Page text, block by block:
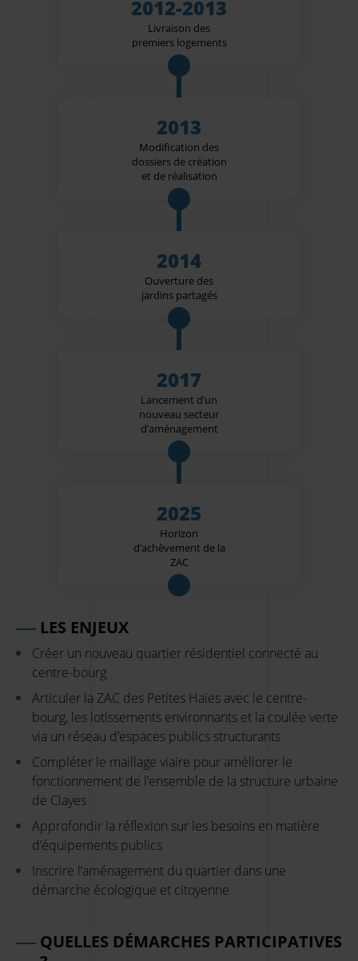
2012-2013
Livraison des
premiers logements
2013
Modification des
dossiers de création
et de réalisation
2014
Ouverture des
jardins partagés
2017
Lancement d’un
nouveau secteur
d’aménagement
2025
Horizon
d’achèvement de la
ZAC
LES ENJEUX
Créer un nouveau quartier résidentiel connecté au
centre-bourg
Articuler la ZAC des Petites Haies avec le centre-
bourg, les lotissements environnants et la coulée verte
via un réseau d’espaces publics structurants
Compléter le maillage viaire pour améliorer le
fonctionnement de l’ensemble de la structure urbaine
de Clayes
Approfondir la réflexion sur les besoins en matière
d’équipements publics
Inscrire l’aménagement du quartier dans une
démarche écologique et citoyenne
QUELLES DÉMARCHES PARTICIPATIVES